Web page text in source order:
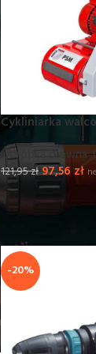
Cykliniarka
Obróbka drewna,
121,95zł97,56 zł
-20%